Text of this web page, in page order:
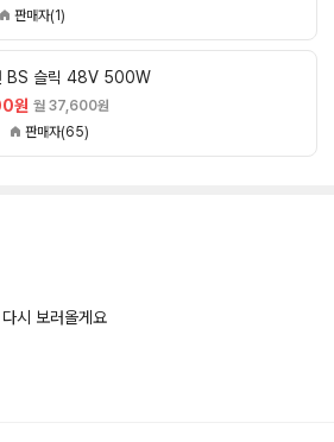
판매자(1)
BS 슬릭 48V 500W
원 월 37,600원
판매자(65)
시 보러올게요